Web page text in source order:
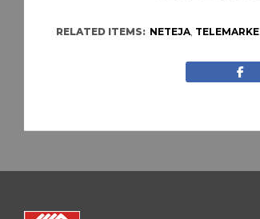
RELATED ITEMS: NETEJA,